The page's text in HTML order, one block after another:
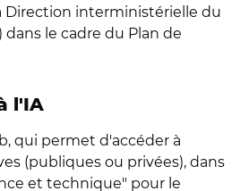
Direction interministérielle du
dans le cadre du Plan de
l'IA
qui permet d'accéder à
(publiques ou privées), dans
et technique" pour le